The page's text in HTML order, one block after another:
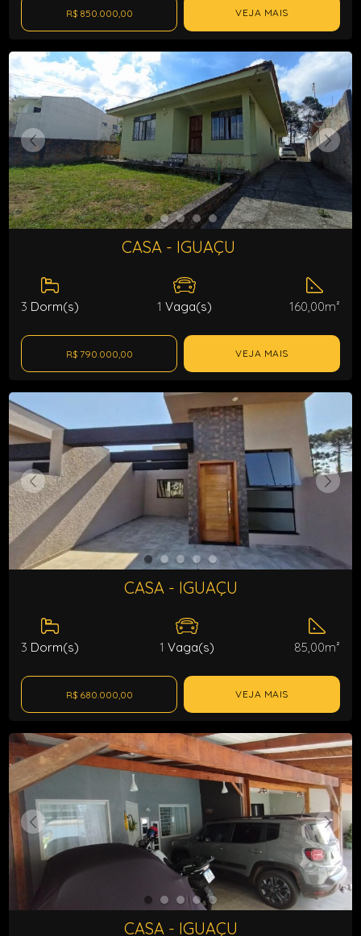
R$ 850.000,00 VEJA MAIS
CASA - IGUAÇU
3 Dorm(s) 1 Vaga(s) 160,00m²
R$ 790.000,00 VEJA MAIS
CASA - IGUAÇU
3 Dorm(s) 1 Vaga(s) 85,00m²
R$ 680.000,00 VEJA MAIS
CASA - IGUAÇU